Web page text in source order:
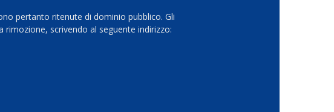
pertanto ritenute di dominio pubblico. Gli
scrivendo al seguente indirizzo: